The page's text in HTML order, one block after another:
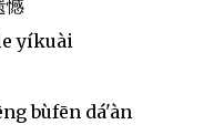
憾
yíkuài
bùfēn dá'àn